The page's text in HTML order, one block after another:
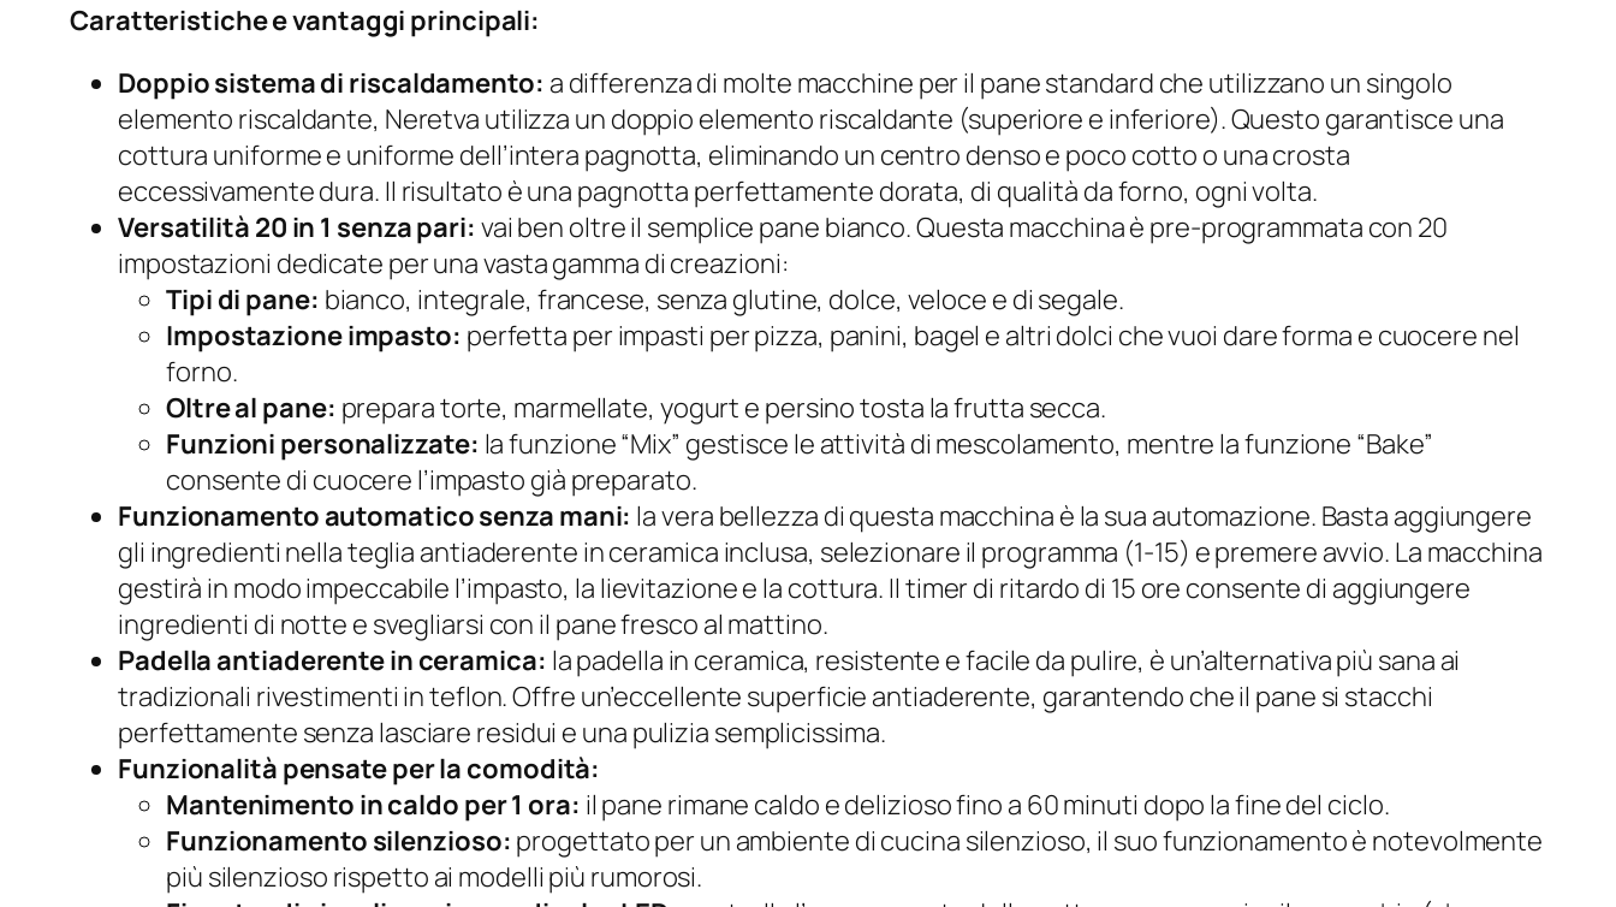
Caratteristiche e vantaggi principali:
Doppio sistema di riscaldamento: a differenza di molte macchine per il pane standard che utilizzano un singolo
elemento riscaldante, Neretva utilizza un doppio elemento riscaldante (superiore e inferiore). Questo garantisce una
cottura uniforme e uniforme dell’intera pagnotta, eliminando un centro denso e poco cotto o una crosta
eccessivamente dura. Il risultato è una pagnotta perfettamente dorata, di qualità da forno, ogni volta.
Versatilità 20 in 1 senza pari: vai ben oltre il semplice pane bianco. Questa macchina è pre-programmata con 20
impostazioni dedicate per una vasta gamma di creazioni:
Tipi di pane: bianco, integrale, francese, senza glutine, dolce, veloce e di segale.
Impostazione impasto: perfetta per impasti per pizza, panini, bagel e altri dolci che vuoi dare forma e cuocere nel
forno.
Oltre al pane: prepara torte, marmellate, yogurt e persino tosta la frutta secca.
Funzioni personalizzate: la funzione “Mix” gestisce le attività di mescolamento, mentre la funzione “Bake”
consente di cuocere l’impasto già preparato.
Funzionamento automatico senza mani: la vera bellezza di questa macchina è la sua automazione. Basta aggiungere
gli ingredienti nella teglia antiaderente in ceramica inclusa, selezionare il programma (1-15) e premere avvio. La macchina
gestirà in modo impeccabile l’impasto, la lievitazione e la cottura. Il timer di ritardo di 15 ore consente di aggiungere
ingredienti di notte e svegliarsi con il pane fresco al mattino.
Padella antiaderente in ceramica: la padella in ceramica, resistente e facile da pulire, è un’alternativa più sana ai
tradizionali rivestimenti in teflon. Offre un’eccellente superficie antiaderente, garantendo che il pane si stacchi
perfettamente senza lasciare residui e una pulizia semplicissima.
Funzionalità pensate per la comodità:
Mantenimento in caldo per 1 ora: il pane rimane caldo e delizioso fino a 60 minuti dopo la fine del ciclo.
Funzionamento silenzioso: progettato per un ambiente di cucina silenzioso, il suo funzionamento è notevolmente
più silenzioso rispetto ai modelli più rumorosi.